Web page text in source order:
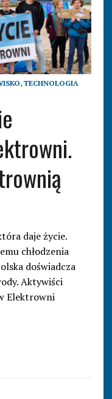
, TECHNOLOGIA
daje życie.
chłodzenia
doświadcza
Aktywiści
Elektrowni